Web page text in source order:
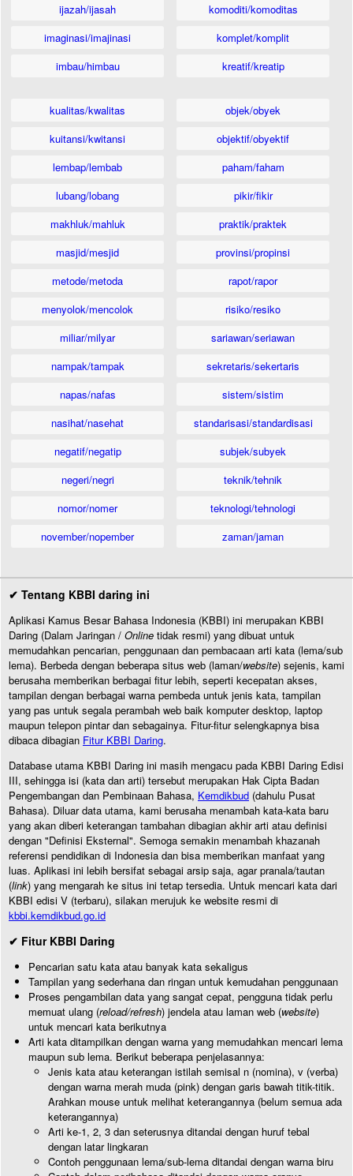
ijazah/ijasah
imaginasi/imajinasi
imbau/himbau
komoditi/komoditas
komplet/komplit
kreatif/kreatip
kualitas/kwalitas
kuitansi/kwitansi
lembap/lembab
lubang/lobang
makhluk/mahluk
masjid/mesjid
metode/metoda
menyolok/mencolok
miliar/milyar
nampak/tampak
napas/nafas
nasihat/nasehat
negatif/negatip
negeri/negri
nomor/nomer
november/nopember
objek/obyek
objektif/obyektif
paham/faham
pikir/fikir
praktik/praktek
provinsi/propinsi
rapot/rapor
risiko/resiko
sariawan/seriawan
sekretaris/sekertaris
sistem/sistim
standarisasi/standardisasi
subjek/subyek
teknik/tehnik
teknologi/tehnologi
zaman/jaman
✔ Tentang KBBI daring ini
Aplikasi Kamus Besar Bahasa Indonesia (KBBI) ini merupakan KBBI
Daring (Dalam Jaringan / Online tidak resmi) yang dibuat untuk
memudahkan pencarian, penggunaan dan pembacaan arti kata (lema/sub
lema). Berbeda dengan beberapa situs web (laman/website) sejenis, kami
berusaha memberikan berbagai fitur lebih, seperti kecepatan akses,
tampilan dengan berbagai warna pembeda untuk jenis kata, tampilan
yang pas untuk segala perambah web baik komputer desktop, laptop
maupun telepon pintar dan sebagainya. Fitur-fitur selengkapnya bisa
dibaca dibagian Fitur KBBI Daring.
Database utama KBBI Daring ini masih mengacu pada KBBI Daring Edisi
III, sehingga isi (kata dan arti) tersebut merupakan Hak Cipta Badan
Pengembangan dan Pembinaan Bahasa, Kemdikbud (dahulu Pusat
Bahasa). Diluar data utama, kami berusaha menambah kata-kata baru
yang akan diberi keterangan tambahan dibagian akhir arti atau definisi
dengan "Definisi Eksternal". Semoga semakin menambah khazanah
referensi pendidikan di Indonesia dan bisa memberikan manfaat yang
luas. Aplikasi ini lebih bersifat sebagai arsip saja, agar pranala/tautan
(link) yang mengarah ke situs ini tetap tersedia. Untuk mencari kata dari
KBBI edisi V (terbaru), silakan merujuk ke website resmi di
kbbi.kemdikbud.go.id
✔ Fitur KBBI Daring
Pencarian satu kata atau banyak kata sekaligus
Tampilan yang sederhana dan ringan untuk kemudahan penggunaan
Proses pengambilan data yang sangat cepat, pengguna tidak perlu
memuat ulang (reload/refresh) jendela atau laman web (website)
untuk mencari kata berikutnya
Arti kata ditampilkan dengan warna yang memudahkan mencari lema
maupun sub lema. Berikut beberapa penjelasannya:
Jenis kata atau keterangan istilah semisal n (nomina), v (verba)
dengan warna merah muda (pink) dengan garis bawah titik-titik.
Arahkan mouse untuk melihat keterangannya (belum semua ada
keterangannya)
Arti ke-1, 2, 3 dan seterusnya ditandai dengan huruf tebal
dengan latar lingkaran
Contoh penggunaan lema/sub-lema ditandai dengan warna biru